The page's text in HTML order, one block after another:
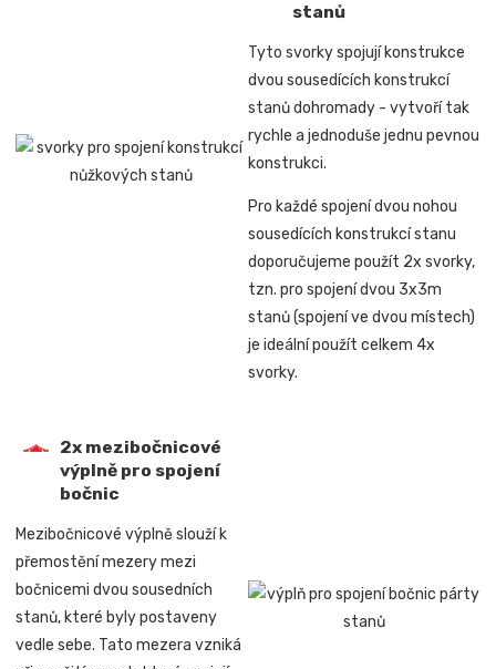
stanů
Tyto svorky spojují konstrukce
dvou sousedících konstrukcí
stanů dohromady - vytvoří tak
rychle a jednoduše jednu pevnou
konstrukci.
Pro každé spojení dvou nohou
sousedících konstrukcí stanu
doporučujeme použít 2x svorky,
tzn. pro spojenídvou 3x3m
stanů (spojení ve dvou místech)
je ideální použít celkem 4x
svorky.
2x mezibočnicové
výplně pro spojení
bočnic
Mezibočnicové výplně slouží k
přemostění mezery mezi
bočnicemi dvou sousedních
stanů, které byly postaveny
vedle sebe. Tato mezera vzniká